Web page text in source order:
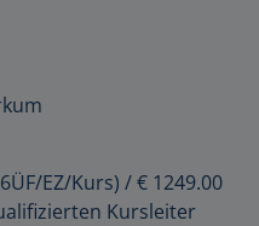
EZ/Kurs) /€ 1249.00
Kursleiter